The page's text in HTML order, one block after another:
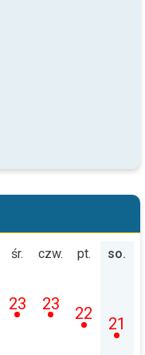
śr.
23
czw.
23
pt.
22
so.
21